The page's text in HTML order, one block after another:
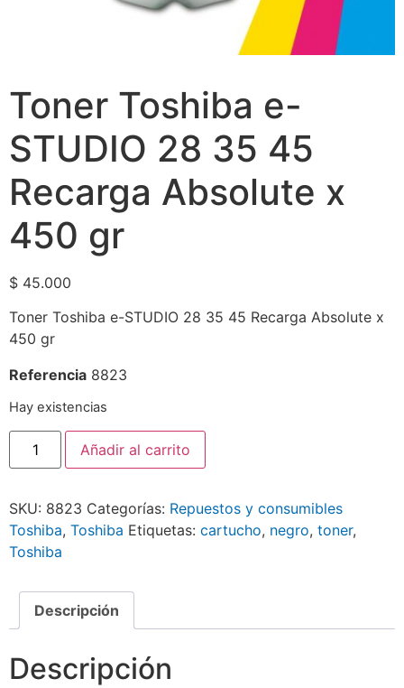
Toner Toshiba e-
STUDIO 28 35 45
Recarga Absolute x
450 gr
$ 45.000
Toner Toshiba e-STUDIO 28 35 45 Recarga Absolute x
450 gr
Referencia 8823
Hay existencias
Añadir al carrito
SKU: 8823 Categorías: Repuestos y consumibles
Toshiba, Toshiba Etiquetas: cartucho, negro, toner,
Toshiba
Descripción
Descripción